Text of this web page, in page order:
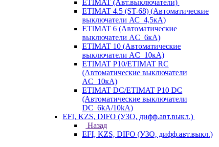
ETIMAT (Авт.выключатели)
ETIMAT 4.5 (ST-68) (Автоматические
выключатели АС_4,5кА)
ETIMAT 6 (Автоматические
выключатели AC_6кА)
ETIMAT 10 (Автоматические
выключатели AC_10кА)
ETIMAT P10/ETIMAT RC
(Автоматические выключатели
AC_10кА)
ETIMAT DC/ETIMAT P10 DC
(Автоматические выключатели
DC_6kA/10kA)
EFI, KZS, DIFO (УЗО, дифф.авт.выкл.)
Назад
EFI, KZS, DIFO (УЗО, дифф.авт.выкл.)